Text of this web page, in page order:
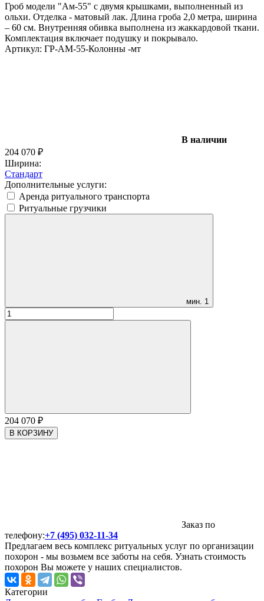
Гроб модели "Ам-55" с двумя крышками, выполненный из
ольхи. Отделка - матовый лак. Длина гроба 2,0 метра, ширина
– 60 см. Внутренняя обивка выполнена из жаккардовой ткани.
Комплектация включает подушку и покрывало.
Артикул: ГР-АМ-55-Колонны -мт
В наличии
204 070 ₽
Ширина:
Стандарт
Дополнительные услуги:
Аренда ритуального транспорта
Ритуальные грузчики
мин. 1
204 070 ₽
В КОРЗИНУ
Заказ по
телефону:+7 (495) 032-11-34
Предлагаем весь комплекс ритуальных услуг по организации
похорон - мы возьмем все заботы на себя. Узнать стоимость
похорон Вы можете у наших специалистов.
Категории